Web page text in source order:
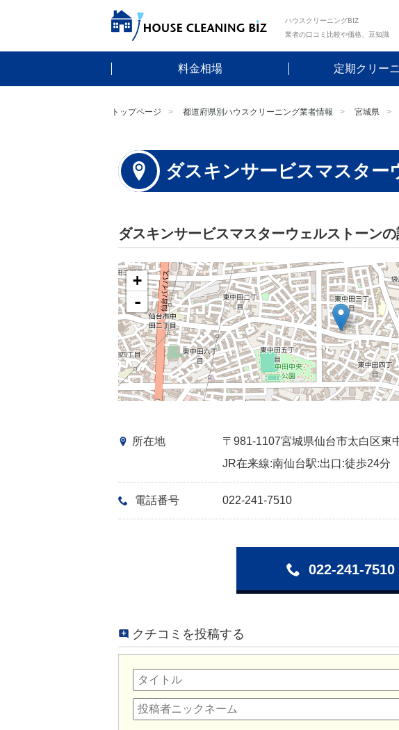
ハウスクリーニングBIZ
業者の口コミ比較や価格、豆知識
料金相場 定期クリー
トップページ 都道府県別ハウスクリーニング業者情報 宮城県
ダスキンサービスマスター
ダスキンサービスマスターウェルストーン
+
-
所在地
〒981-1107宮城県仙台市太白区東
JR在来線:南仙台駅:出口:徒歩24分
電話番号 022-241-7510
022-241-7510
クチコミを投稿する